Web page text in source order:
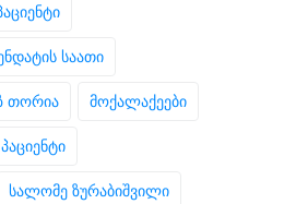
საათი
თორია მოქალაქეები
პაციენტი
სალომე ზურაბიშვილი